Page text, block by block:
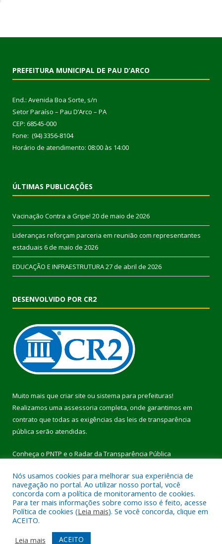
PREFEITURA MUNICIPAL DE PAU D’ARCO
End.: Avenida Boa Sorte, s/n
Setor Paraíso – Pau D’Arco – PA
CEP: 68545-000
Fone: (94) 3356-8104
Horário de atendimento: 08:00 às 14:00
ÚLTIMAS PUBLICAÇÕES
Vacinação Contra a Gripe! 20 de maio de 2026
Lideranças reforçam parceria em reunião com representantes
estaduais 6 de maio de 2026
EDUCAÇÃO E INFRAESTRUTURA27 de abril de 2026
DESENVOLVIDO POR CR2
Muito mais que criar site ou sistema para prefeituras!
Realizamos uma assessoria completa, onde garantimos em
contrato que todas as exigências das leis de transparência
pública serão atendidas.
Conheça o PNTP e o Radar da Transparência Pública
Todos os direitos reservados a Prefeitura Municipal de Pau
D’Arco.
Mapa do Site
Acessar Área Administrativa
Nós usamos cookies para melhorar sua experiência de
navegação no portal. Ao utilizar nosso portal, você
concorda com a política de monitoramento de cookies.
Para ter mais informações sobre como isso é feito, acesse
Política de cookies (Leia mais). Se você concorda, clique em
ACEITO.
Leia mais
ACEITO